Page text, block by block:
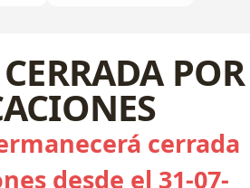
POR
cerrada
desde el 31-07-